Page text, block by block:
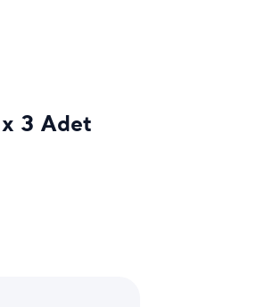
x 3 Adet